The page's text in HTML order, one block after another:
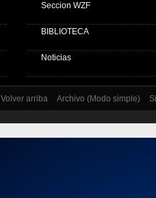
Seccion WZF
BIBLIOTECA
Noticias
Volver arriba Archivo (Modo simple)